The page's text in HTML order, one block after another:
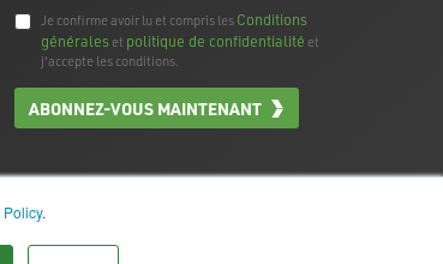
Policy.
Je confirme avoir lu et compris les Conditions
générales et politique de confidentialité et
j'accepte les conditions.
ABONNEZ-VOUS MAINTENANT